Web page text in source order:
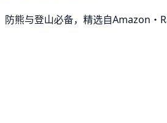
防熊与登山必备，精选自Amazon・